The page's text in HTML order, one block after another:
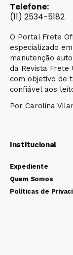
Telefone:
(11) 2534-5182
O Portal Frete
especializado
manutenção
da Revista Frete
com objetivo de
confiável aos
Por Carolina
Institucional
Expediente
Quem Somos
Políticas de